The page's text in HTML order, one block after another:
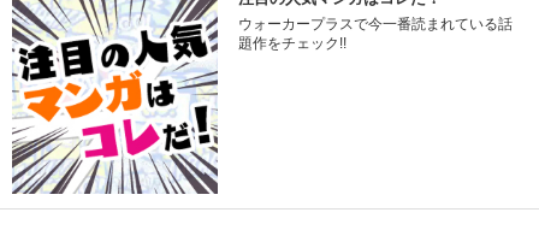
ウォーカープラスで今一番読まれている話
題作をチェック!!